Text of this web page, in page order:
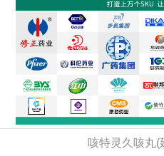
咳特灵久咳丸(